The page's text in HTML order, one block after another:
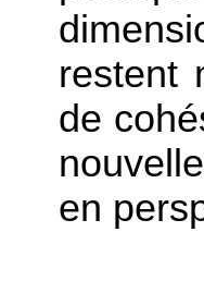
restent
de
en